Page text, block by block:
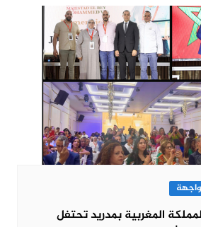
المغربية بمدريد تحتفل